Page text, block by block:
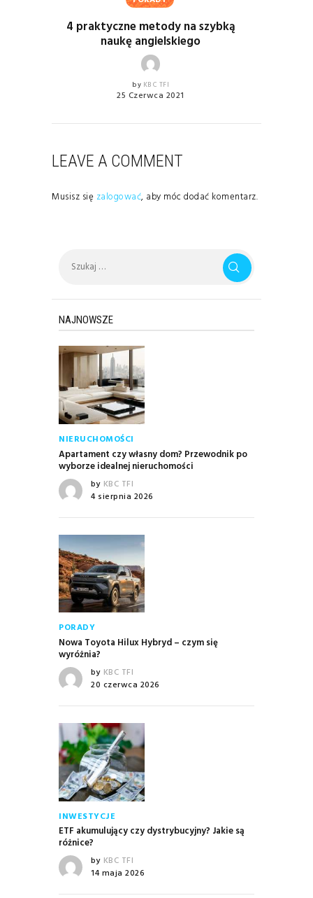
4 praktyczne metody na szybką
naukę angielskiego
by KBC TFI
25 Czerwca 2021
LEAVE A COMMENT
Musisz się zalogować, aby móc dodać komentarz.
NAJNOWSZE
NIERUCHOMOŚCI
Apartament czy własny dom? Przewodnik po
wyborze idealnej nieruchomości
by KBC TFI
4 sierpnia 2026
PORADY
Nowa Toyota Hilux Hybryd – czym się
wyróżnia?
by KBC TFI
20 czerwca 2026
INWESTYCJE
ETF akumulujący czy dystrybucyjny? Jakie są
różnice?
by KBC TFI
14 maja 2026